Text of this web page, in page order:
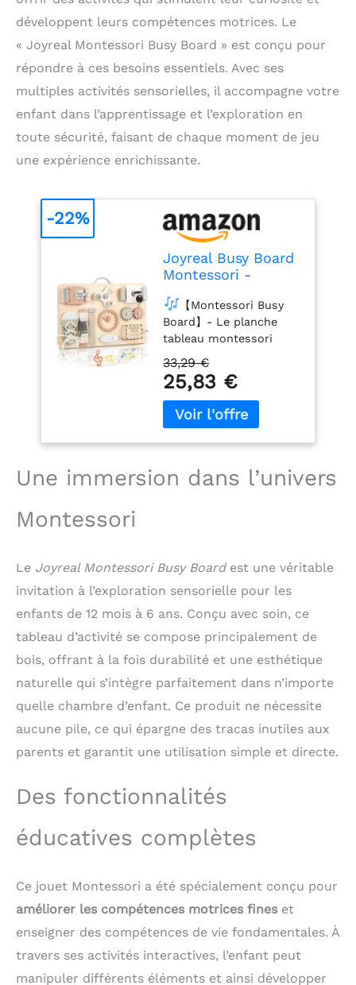
développent leurs compétences motrices. Le
« Joyreal Montessori Busy Board » est conçu pour
répondre à ces besoins essentiels. Avec ses
multiples activités sensorielles, il accompagne votre
enfant dans l’apprentissage et l’exploration en
toute sécurité, faisant de chaque moment de jeu
une expérience enrichissante.
Joyreal Busy Board
Montessori -
Montessori Tableau
Activité Sensoriel
Parcours Motricité
Bébé Jeux Educatif
Jouet Enfant pour
Garcon Fille
【Montessori Busy
Board】- Le planche
tableau montessori
comprend 12 activités
différentes permettant
aux enfants de
développer leur
motricité fine. À
tous de ce planche
activite motricite
des scènes de vie et est
équipé d'un
interrupteur, d'une
horloge, d'une boucle,
de lacets, de velcro et
d'autres activités pour
compétences de base
qui sera utilisé tous les
jours
【Grands
Tableau Sensorielle
avec serrure et clé,
loquets de porte,
spinner, musique box et
un miroir caché et un
cadre photo derrière le
loquet de la porte pour
comme jouets
sensoriels pour les
33,29 €
25,83 €
-22%
Une immersion dans l’univers
Montessori
Le Joyreal Montessori Busy Boardest une véritable
invitation à l’exploration sensorielle pour les
enfants de 12 mois à 6 ans. Conçu avec soin, ce
tableau d’activité se compose principalement de
bois, offrant à la fois durabilité et une esthétique
naturelle qui s’intègre parfaitement dans n’importe
quelle chambre d’enfant. Ce produit ne nécessite
aucune pile, ce qui épargne des tracas inutiles aux
parents et garantit une utilisation simple et directe.
Des fonctionnalités
éducatives complètes
Ce jouet Montessori a été spécialement conçu pour
améliorer les compétences motrices fines et
enseigner des compétences de vie fondamentales. À
travers ses activités interactives, l’enfant peut
manipuler différents éléments et ainsi développer